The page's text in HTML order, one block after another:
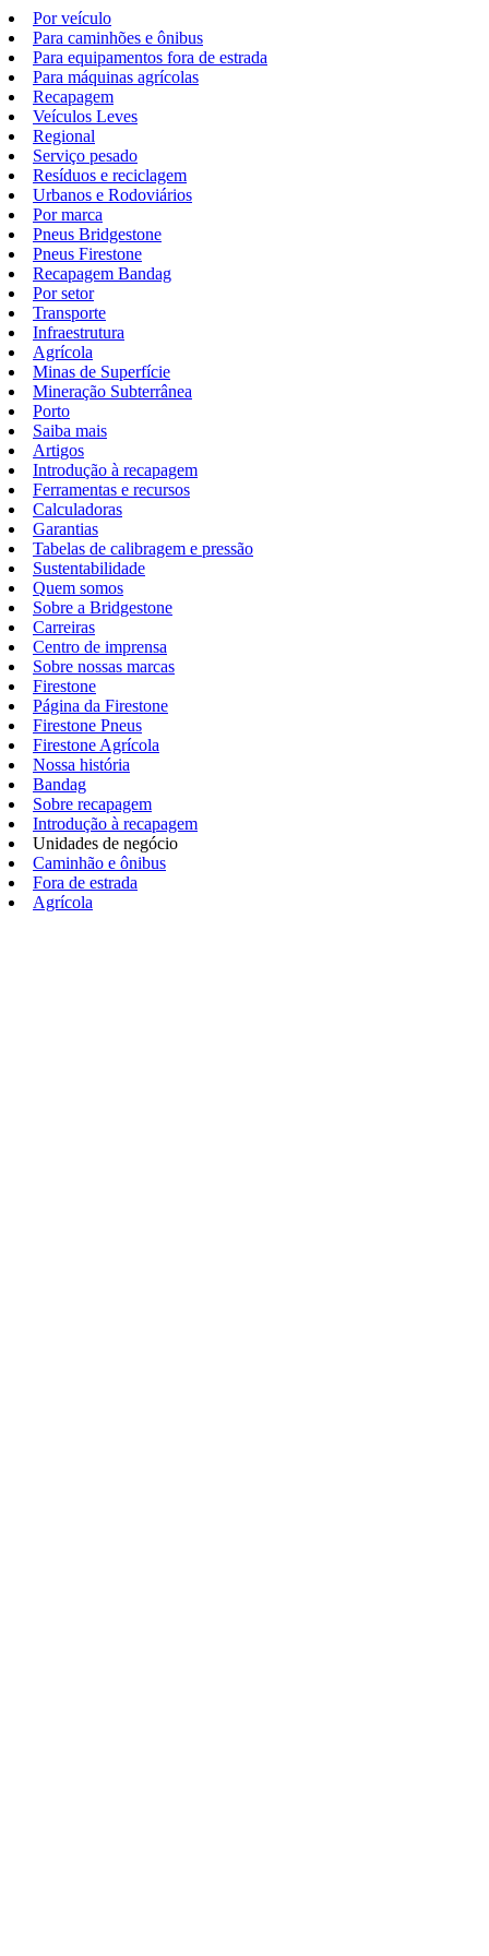
Por veículo
Para caminhões e ônibus
Para equipamentos fora de estrada
Para máquinas agrícolas
Recapagem
Veículos Leves
Regional
Serviço pesado
Resíduos e reciclagem
Urbanos e Rodoviários
Por marca
Pneus Bridgestone
Pneus Firestone
Recapagem Bandag
Por setor
Transporte
Infraestrutura
Agrícola
Minas de Superfície
Mineração Subterrânea
Porto
Saiba mais
Artigos
Introdução à recapagem
Ferramentas e recursos
Calculadoras
Garantias
Tabelas de calibragem e pressão
Sustentabilidade
Quem somos
Sobre a Bridgestone
Carreiras
Centro de imprensa
Sobre nossas marcas
Firestone
Página da Firestone
Firestone Pneus
Firestone Agrícola
Nossa história
Bandag
Sobre recapagem
Introdução à recapagem
Unidades de negócio
Caminhão e ônibus
Fora de estrada
Agrícola